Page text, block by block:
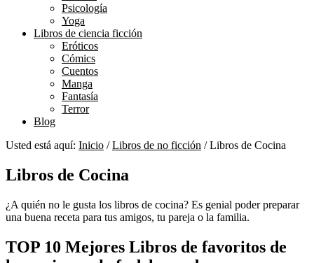
Psicología
Yoga
Libros de ciencia ficción
Eróticos
Cómics
Cuentos
Manga
Fantasía
Terror
Blog
Usted está aquí: Inicio / Libros de no ficción /Libros de Cocina
Libros de Cocina
¿A quién no le gusta los libros de cocina? Es genial poder preparar
una buena receta para tus amigos, tu pareja o la familia.
TOP 10 Mejores Libros de favoritos de